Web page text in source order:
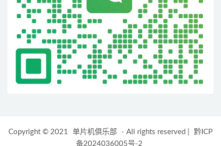
Copyright © 2021 单片机俱乐部 - All rights reserved
黔ICP
备2024036005号-2